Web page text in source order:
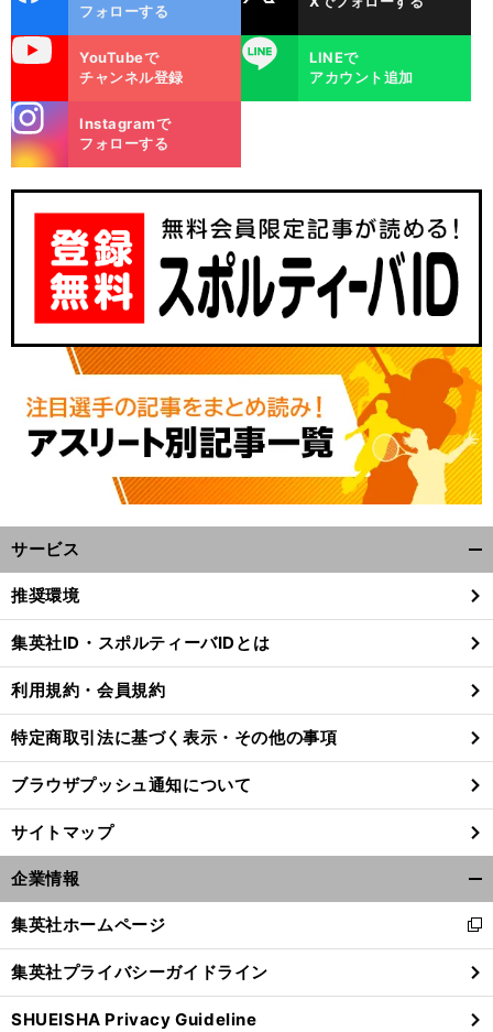
。
イ
前
へ
ok
フォローする
YouTubeで
チャンネル登録
LINE
LINEで
アカウント追加
m
Instagramで
フォローする
サービス
閉
る
推奨環境
集英社ID・スポルティーバIDとは
利用規約・会員規約
特定商取引法に基づく表示・その他の事項
ブラウザプッシュ通知について
サイトマップ
企業情報
閉
る
集英社ホームページ
新
し
い
ウ
ィ
集英社プライバシーガイドライン
SHUEISHA Privacy Guideline